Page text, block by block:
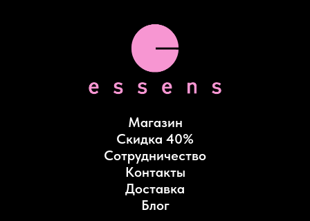
Магазин
Скидка 40%
Сотрудничество
Контакты
Доставка
Блог